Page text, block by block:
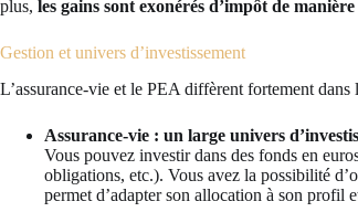
plus, les gains sont exonérés d’impôt de
Gestion et univers d’investissement
L’assurance-vie et le PEA diffèrent fortement
Assurance-vie : un large univers
Vous pouvez investir dans des fonds en
obligations, etc.). Vous avez la possibilité
permet d’adapter son allocation à son